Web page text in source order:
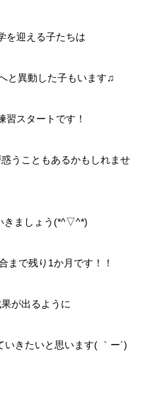
を迎える子たちは
と異動した子もいます♫
習スタートです！
うこともあるかもしれませ
きましょう(*^▽^*)
まで残り1か月です！！
が出るように
きたいと思います( ｀ー´)